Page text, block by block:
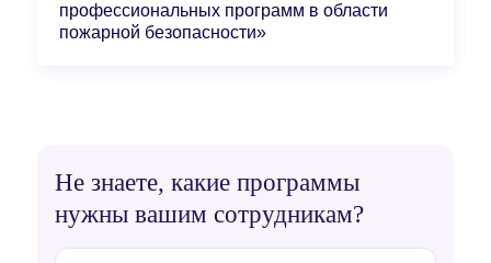
профессиональных программ в области
пожарной безопасности»
Не знаете, какие программы
нужны вашим сотрудникам?